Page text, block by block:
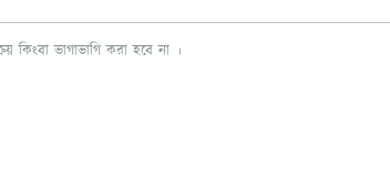
কিংবা ভাগাভাগি করা হবে না ।